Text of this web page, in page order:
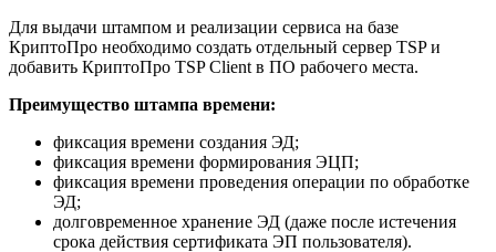
Для выдачи штампом и реализации сервиса на базе
КриптоПро необходимо создать отдельный сервер TSP и
добавить КриптоПро TSP Client в ПО рабочего места.
Преимущество штампа времени:
фиксация времени создания ЭД;
фиксация времени формирования ЭЦП;
фиксация времени проведения операции по обработке
ЭД;
долговременное хранение ЭД (даже после истечения
срока действия сертификата ЭП пользователя).